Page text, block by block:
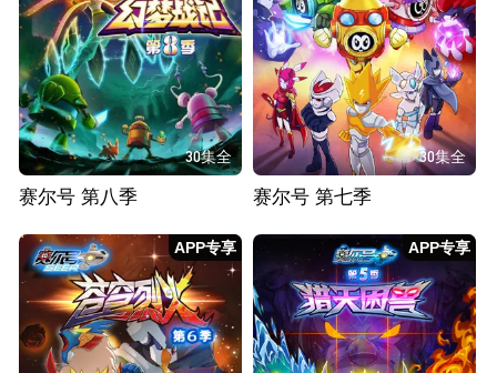
30集全
赛尔号 第八季
30集全
赛尔号 第七季
APP专享 APP专享